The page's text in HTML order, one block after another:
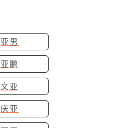
亚男
亚鹏
文亚
庆亚